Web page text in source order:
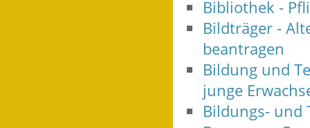
Bibliothek -
Bildträger -
beantragen
Bildung und
junge
Bildungs- und